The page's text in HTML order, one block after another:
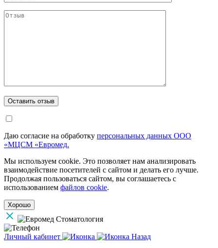
Даю согласие на обработку персональных данных ООО
«МЦСМ «Евромед.
Мы используем cookie. Это позволяет нам анализировать
взаимодействие посетителей с сайтом и делать его лучше.
Продолжая пользоваться сайтом, вы соглашаетесь с
использованием файлов cookie.
Хорошо
Личный кабинет
Назад